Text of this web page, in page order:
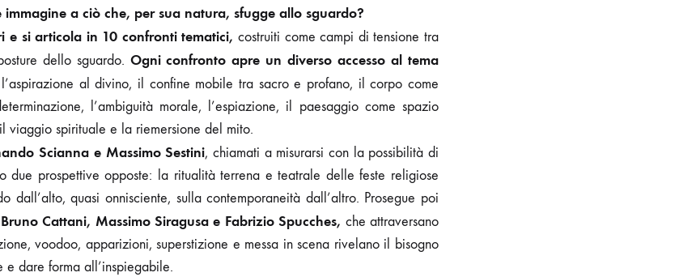
immagine a ciò che, per sua natura, sfugge allo sguardo?
e si articola in 10 confronti tematici, costruiti come campi di tensione tra
dello sguardo. Ogni confronto apre un diverso accesso al tema
l’aspirazione al divino, il confine mobile tra sacro e profano, il corpo come
l’ambiguità morale, l’espiazione, il paesaggio come spazio
viaggio spirituale e la riemersione del mito.
Scianna e Massimo Sestini, chiamati a misurarsi con la possibilità di
due prospettive opposte: la ritualità terrena e teatrale delle feste religiose
dall’alto, quasi onnisciente, sulla contemporaneità dall’altro. Prosegue poi
Bruno Cattani, Massimo Siragusa e Fabrizio Spucches, che attraversano
voodoo, apparizioni, superstizione e messa in scena rivelano il bisogno
dare forma all’inspiegabile.